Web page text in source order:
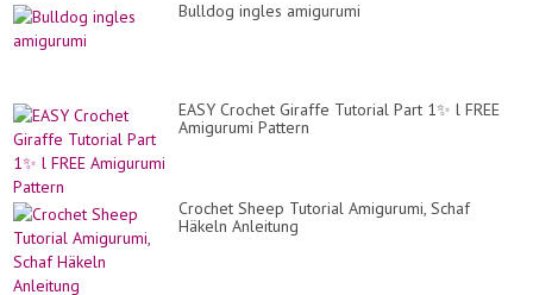
Bulldog ingles amigurumi
EASY Crochet Giraffe Tutorial Part 1✨ l FREE
Amigurumi Pattern
Crochet Sheep Tutorial Amigurumi, Schaf
Häkeln Anleitung